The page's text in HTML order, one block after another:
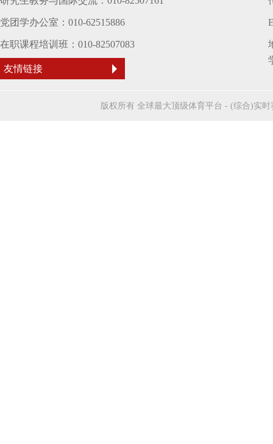
党团学办公室：010-62515886
在职课程培训班：010-82507083
友情链接
版权所有 全球最大顶级体育平台 - (综合)实